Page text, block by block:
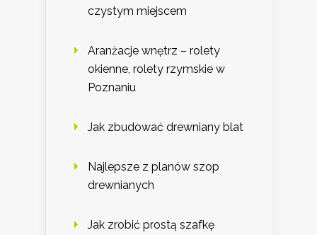
czystym miejscem
Aranżacje wnętrz – rolety
okienne, rolety rzymskie w
Poznaniu
Jak zbudować drewniany blat
Najlepsze z planów szop
drewnianych
Jak zrobić prostą szafkę